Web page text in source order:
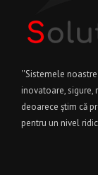
''Sistemele
inovatoare, sigure,
deoarece știm că
pentru un nivel